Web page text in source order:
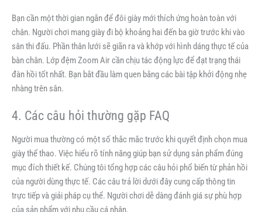
Bạn cần một thời gian ngắn để đôi giày mới thích ứng hoàn toàn với
chân. Người chơi mang giày đi bộ khoảng hai đến ba giờ trước khi vào
sân thi đấu. Phần thân lưới sẽ giãn ra và khớp với hình dáng thực tế của
bàn chân. Lớp đệm Zoom Air cần chịu tác động lực để đạt trạng thái
đàn hồi tốt nhất. Bạn bắt đầu làm quen bằng các bài tập khởi động nhẹ
nhàng trên sân.
4. Các câu hỏi thường gặp FAQ
Người mua thường có một số thắc mắc trước khi quyết định chọn mua
giày thể thao. Việc hiểu rõ tính năng giúp bạn sử dụng sản phẩm đúng
mục đích thiết kế. Chúng tôi tổng hợp các câu hỏi phổ biến từ phản hồi
của người dùng thực tế. Các câu trả lời dưới đây cung cấp thông tin
trực tiếp và giải pháp cụ thể. Người chơi dễ dàng đánh giá sự phù hợp
của sản phẩm với nhu cầu cá nhân.